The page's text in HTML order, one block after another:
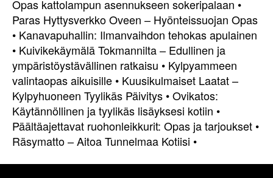
Opas kattolampun asennukseen sokeripalaan •
Paras Hyttysverkko Oveen – Hyönteissuojan Opas
• Kanavapuhallin: Ilmanvaihdon tehokas apulainen
• Kuivikekäymälä Tokmannilta – Edullinen ja
ympäristöystävällinen ratkaisu • Kylpyammeen
valintaopas aikuisille • Kuusikulmaiset Laatat –
Kylpyhuoneen Tyylikäs Päivitys •Ovikatos:
Käytännöllinen ja tyylikäs lisäyksesi kotiin •
Päältäajettavat ruohonleikkurit: Opas ja tarjoukset •
Räsymatto – Aitoa Tunnelmaa Kotiisi •